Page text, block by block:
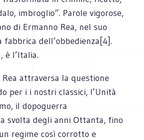
imbroglio”. Parole vigorose,
di Ermanno Rea, nel suo
fabbrica dell’obbedienza[4].
è l’Italia.
Rea attraversa la questione
per i i nostri classici, l’Unità
il dopoguerra
svolta degli anni Ottanta, fino
regime così corrotto e